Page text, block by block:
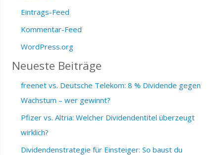
Eintrags-Feed
Kommentar-Feed
WordPress.org
Neueste Beiträge
freenet vs. Deutsche Telekom: 8 % Dividende gegen
Wachstum – wer gewinnt?
Pfizer vs. Altria: Welcher Dividendentitel überzeugt
wirklich?
Dividendenstrategie für Einsteiger: So baust du